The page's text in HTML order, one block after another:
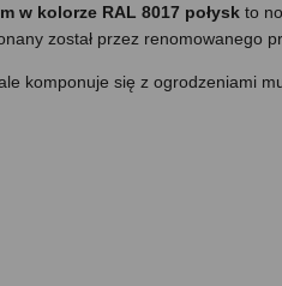
w kolorze RAL 8017 połysk to
został przez renomowanego
komponuje się z ogrodzeniami